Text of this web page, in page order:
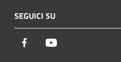
SEGUICI SU
Facebook